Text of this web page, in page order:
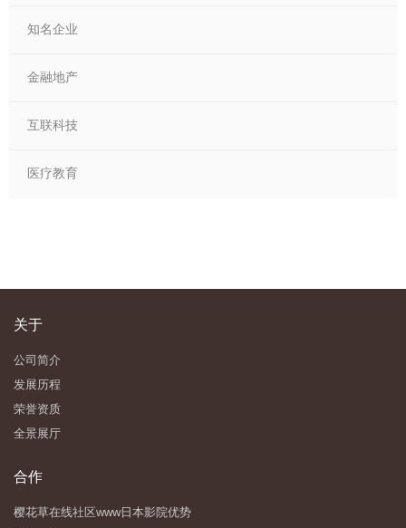
知名企业
金融地产
互联科技
医疗教育
关于
公司简介
发展历程
荣誉资质
全景展厅
合作
樱花草在线社区www日本影院优势